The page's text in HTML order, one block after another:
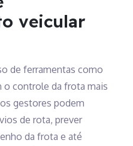
veicular
de ferramentas como
o controle da frota mais
gestores podem
de rota, prever
da frota e até